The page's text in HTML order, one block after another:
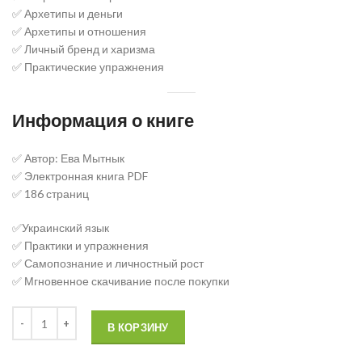
✅ Архетипы и деньги
✅ Архетипы и отношения
✅ Личный бренд и харизма
✅ Практические упражнения
Информация о книге
✅ Автор: Ева Мытнык
✅ Электронная книга PDF
✅ 186 страниц
✅Украинский язык
✅ Практики и упражнения
✅ Самопознание и личностный рост
✅ Мгновенное скачивание после покупки
В КОРЗИНУ